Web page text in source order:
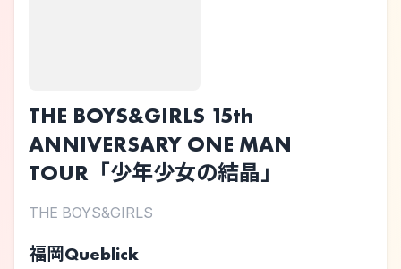
THE BOYS&GIRLS 15th
ANNIVERSARY ONE MAN
TOUR「少年少女の結晶」
THE BOYS&GIRLS
福岡Queblick